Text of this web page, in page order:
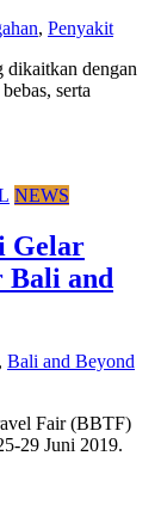
, Penyakit
dikaitkan dengan
serta
NEWS
Gelar
Bali and
, Bali and Beyond
Fair (BBTF)
29 Juni 2019.